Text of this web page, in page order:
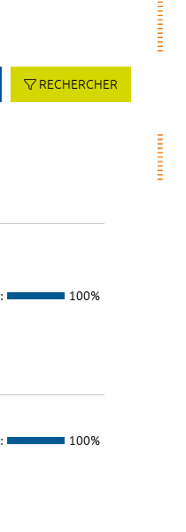
RECHERCHER
100%
100%